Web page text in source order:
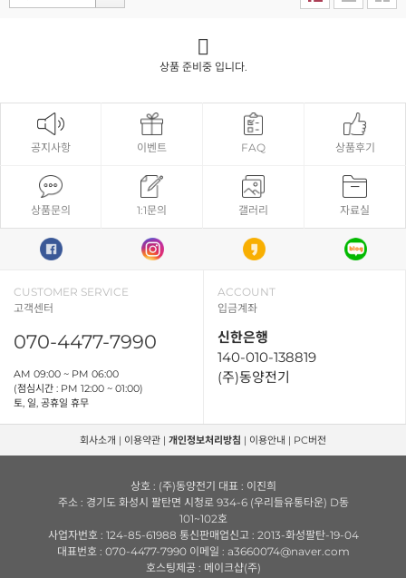
상품 준비중 입니다.
공지사항 이벤트 FAQ 상품후기
상품문의 1:1문의 갤러리 자료실
CUSTOMER SERVICE
고객센터
070-4477-7990
AM 09:00 ~ PM 06:00
(점심시간 : PM 12:00 ~ 01:00)
토, 일, 공휴일 휴무
ACCOUNT
입금계좌
신한은행
140-010-138819
(주)동양전기
회사소개 | 이용약관 | 개인정보처리방침 | 이용안내 | PC버전
상호 : (주)동양전기 대표 : 이진희
주소 : 경기도 화성시 팔탄면 시청로 934-6 (우리들유통타운) D동
101~102호
사업자번호 : 124-85-61988 통신판매업신고 : 2013-화성팔탄-19-04
대표번호 : 070-4477-7990 이메일 : a3660074@naver.com
호스팅제공 : 메이크샵(주)